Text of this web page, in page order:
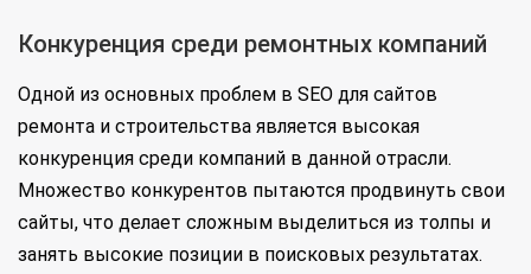
Конкуренция среди ремонтных компаний
Одной из основных проблем в SEO для сайтов
ремонта и строительства является высокая
конкуренция среди компаний в данной отрасли.
Множество конкурентов пытаются продвинуть свои
сайты, что делает сложным выделиться из толпы и
занять высокие позиции в поисковых результатах.